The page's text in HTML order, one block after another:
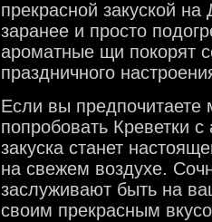
прекрасной закуской
заранее и просто
ароматные щи покорят
праздничного
Если вы
попробовать Креветки
закуска станет
на свежем воздухе.
заслуживают быть на
своим прекрасным